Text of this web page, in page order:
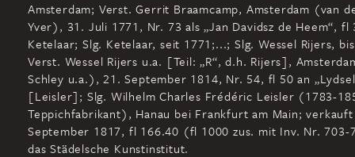
Amsterdam; Verst. Gerrit Braamcamp, Amsterdam (van
Yver), 31. Juli 1771, Nr. 73 als „Jan Davidsz de Heem“, fl
Ketelaar; Slg. Ketelaar, seit 1771;...; Slg. Wessel Rijers,
Verst. Wessel Rijers u.a. [Teil: „R“, d.h. Rijers],
Schley u.a.), 21. September 1814, Nr. 54, fl 50 an
[Leisler]; Slg. Wilhelm Charles Frédéric Leisler (1783-
Teppichfabrikant), Hanau bei Frankfurt am Main;
September 1817, fl 166.40 (fl 1000 zus. mit Inv. Nr. 703-
das Städelsche Kunstinstitut.